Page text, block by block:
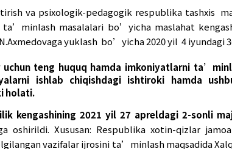
“Xotin-qizlar va erkaklar
O’zbekiston Respublikasi Bosh
Xalq ta’limi vazirining 2020 yil
va psixologik-pedagogik
va erkaklar uchun teng huquq
(Ichki idoraviy hujjat
“Xotin-qizlar va erkaklar uchun